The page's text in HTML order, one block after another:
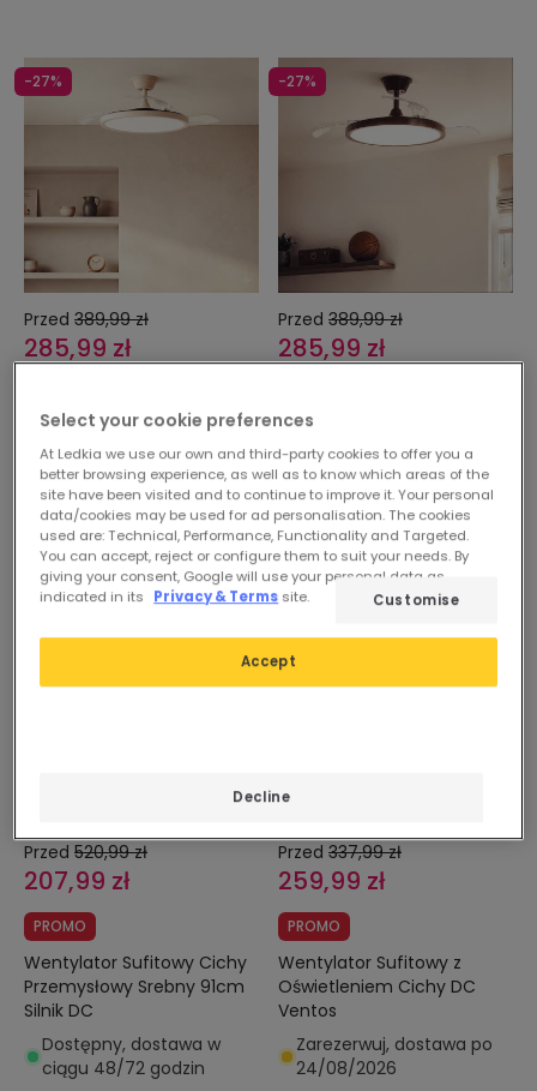
-27%
Przed 389,99 zł
285,99 zł
Wentylator Sufitowy Cichy
DC z Oświetleniem i
Chowanymi Skrzydłami
Kleon
Dostępny, dostawa w
ciągu 4–6 dni roboczych
-27%
Przed 389,99 zł
285,99 zł
Wentylator Sufitowy Cichy
DC z Oświetleniem i
Chowanymi Skrzydłami
Kleon
Dostępny, dostawa w
ciągu 4–6 dni roboczych
Przed 520,99 zł
207,99 zł
PROMO
Wentylator Sufitowy Cichy
Przemysłowy Srebny 91cm
Silnik DC
Dostępny, dostawa w
ciągu 48/72 godzin
Przed 337,99 zł
259,99 zł
PROMO
Wentylator Sufitowy z
Oświetleniem Cichy DC
Ventos
Zarezerwuj, dostawa po
24/08/2026
Select your cookie preferences
At Ledkia we use our own and third-party cookies to offer you a
better browsing experience, as well as to know which areas of the
site have been visited and to continue to improve it. Your personal
data/cookies may be used for ad personalisation. The cookies
used are: Technical, Performance, Functionality and Targeted.
You can accept, reject or configure them to suit your needs. By
giving your consent, Google will use your personal data as
indicated in its
Privacy & Terms site.
Decline
Accept
Customise